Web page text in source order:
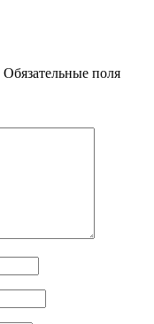
Обязательные поля